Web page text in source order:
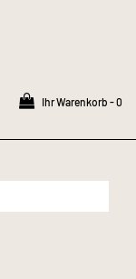
Ihr Warenkorb -0